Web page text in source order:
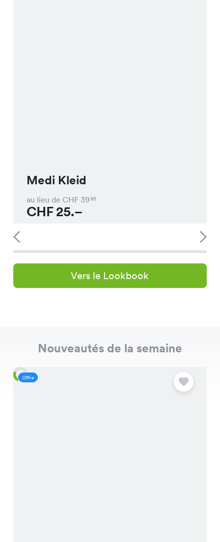
Medi Kleid
au lieu de CHF 3995
CHF25.–
Vers le Lookbook
Nouveautés de la semaine
Offre